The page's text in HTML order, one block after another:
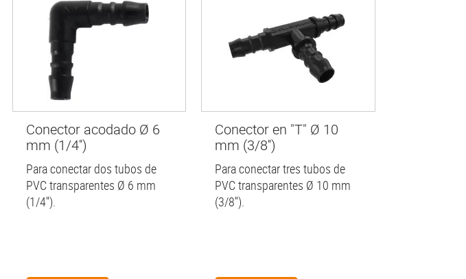
Conector acodado Ø 6
mm (1/4'')
Para conectar dos tubos de
PVC transparentes Ø 6 mm
(1/4'').
Conector en "T" Ø 10
mm (3/8'')
Para conectar tres tubos de
PVC transparentes Ø 10 mm
(3/8'').